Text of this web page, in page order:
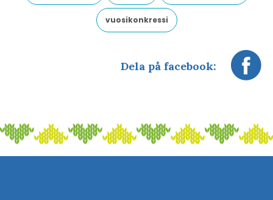
vuosikonkressi
Dela på facebook: